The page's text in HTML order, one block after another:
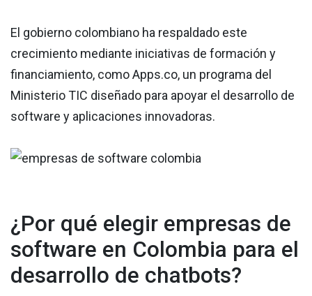
El gobierno colombiano ha respaldado este
crecimiento mediante iniciativas de formación y
financiamiento, como Apps.co, un programa del
Ministerio TIC diseñado para apoyar el desarrollo de
software y aplicaciones innovadoras.
¿Por qué elegir empresas de
software en Colombia para el
desarrollo de chatbots?